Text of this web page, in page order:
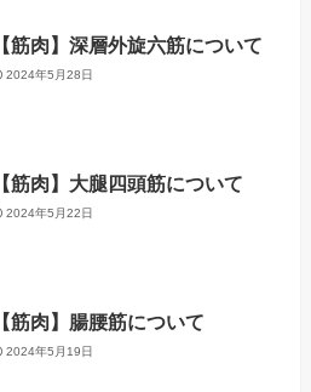
【筋肉】深層外旋六筋について
2024年5月28日
【筋肉】大腿四頭筋について
2024年5月22日
【筋肉】腸腰筋について
2024年5月19日